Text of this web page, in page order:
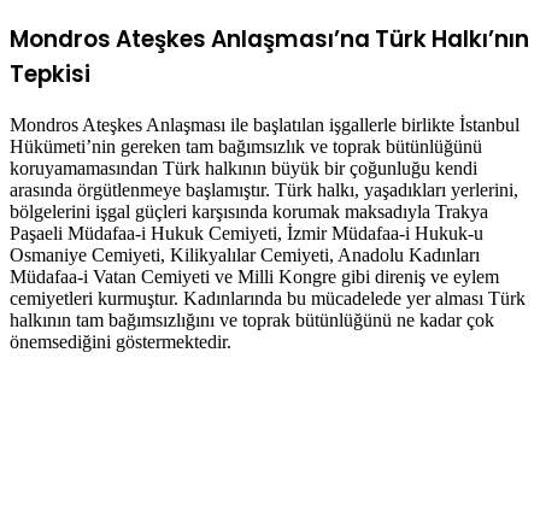
Mondros Ateşkes Anlaşması’na Türk Halkı’nın
Tepkisi
Mondros Ateşkes Anlaşması ile başlatılan işgallerle birlikte İstanbul
Hükümeti’nin gereken tam bağımsızlık ve toprak bütünlüğünü
koruyamamasından Türk halkının büyük bir çoğunluğu kendi
arasında örgütlenmeye başlamıştır. Türk halkı, yaşadıkları yerlerini,
bölgelerini işgal güçleri karşısında korumak maksadıyla Trakya
Paşaeli Müdafaa-i Hukuk Cemiyeti, İzmir Müdafaa-i Hukuk-u
Osmaniye Cemiyeti, Kilikyalılar Cemiyeti, Anadolu Kadınları
Müdafaa-i Vatan Cemiyeti ve Milli Kongre gibi direniş ve eylem
cemiyetleri kurmuştur. Kadınlarında bu mücadelede yer alması Türk
halkının tam bağımsızlığını ve toprak bütünlüğünü ne kadar çok
önemsediğini göstermektedir.